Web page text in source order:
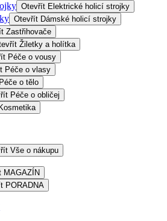
Otevřít Elektrické holicí strojky
Otevřít Dámské holicí strojky
Zastřihovače
Žiletky a holítka
Péče o vousy
Péče o vlasy
Péče o tělo
Péče o obličej
Kosmetika
Vše o nákupu
MAGAZÍN
PORADNA